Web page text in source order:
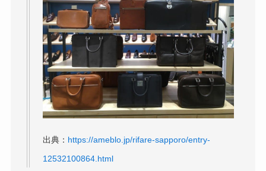
出典： https://ameblo.jp/rifare-sapporo/entry-
12532100864.html